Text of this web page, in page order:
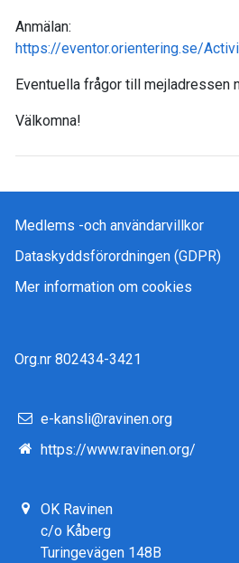
Anmälan:
https://eventor.orientering.se/
Eventuella frågor till mejladressen
Välkomna!
Medlems -och användarvillkor
Dataskyddsförordningen (GDPR)
Mer information om cookies
Org.nr 802434-3421
e-kansli@ravinen.org
https://www.ravinen.org/
OK Ravinen
c/o Kåberg
Turingevägen 148B